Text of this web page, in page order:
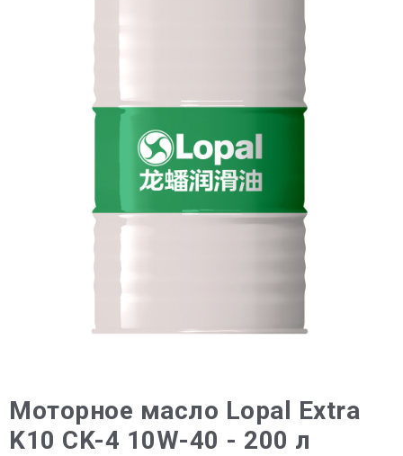
Моторное масло Lopal Extra
K10 CK-4 10W-40 - 200 л